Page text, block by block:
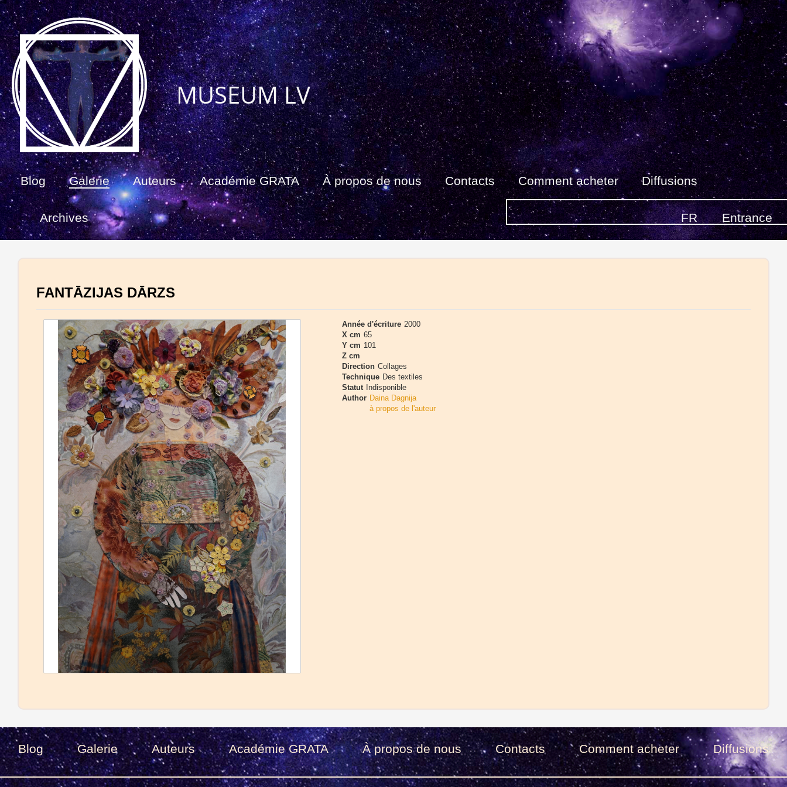
Blog Galerie Auteurs Académie GRATA À propos de nous Contacts Comment acheter Diffusions
Archives Entrance
FR
MUSEUM LV
FANTĀZIJAS DĀRZS
Année d'écriture 2000
X cm 65
Y cm 101
Z cm
Direction Collages
Technique Des textiles
Statut Indisponible
Author Daina Dagnija
à propos de l'auteur
Blog Galerie Auteurs Académie GRATA À propos de nous Contacts Comment acheter Diffusions